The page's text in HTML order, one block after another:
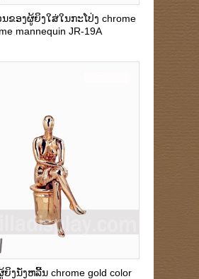
ຂອງຜູ້ຍິງໃສ່ໃນກະໂປ່ງ chrome
mannequin JR-19A
ຍິງນັ່ງຫລີ້ນ chrome gold color